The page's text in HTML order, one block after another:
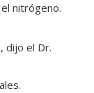
nitrógeno.
dijo el Dr.